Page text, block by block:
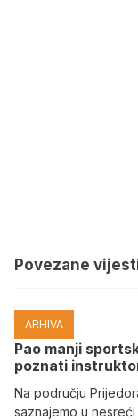
Povezane
ARHIVA
Pao manji
poznati
Na području
saznajemo u